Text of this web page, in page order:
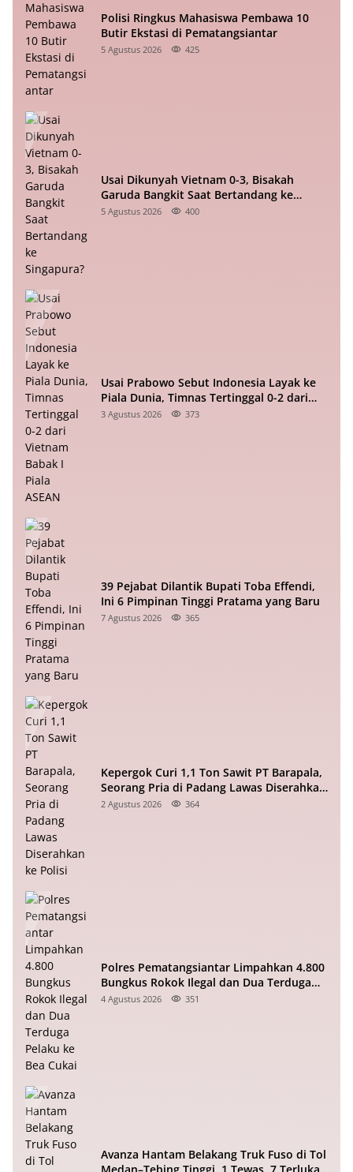
Polisi Ringkus Mahasiswa Pembawa 10
Butir Ekstasi di Pematangsiantar
5 Agustus 2026 425
Usai Dikunyah Vietnam 0-3, Bisakah
Garuda Bangkit Saat Bertandang ke
Singapura?
5 Agustus 2026 400
Usai Prabowo Sebut Indonesia Layak ke
Piala Dunia, Timnas Tertinggal 0-2 dari
Vietnam Babak I Piala ASEAN
3 Agustus 2026 373
39 Pejabat Dilantik Bupati Toba Effendi,
Ini 6 Pimpinan Tinggi Pratama yang Baru
7 Agustus 2026 365
Kepergok Curi 1,1 Ton Sawit PT Barapala,
Seorang Pria di Padang Lawas Diserahkan
ke Polisi
2 Agustus 2026 364
Polres Pematangsiantar Limpahkan 4.800
Bungkus Rokok Ilegal dan Dua Terduga
Pelaku ke Bea Cukai
4 Agustus 2026 351
Avanza Hantam Belakang Truk Fuso di Tol